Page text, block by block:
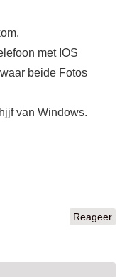
met IOS
beide Fotos
van Windows.
Reageer